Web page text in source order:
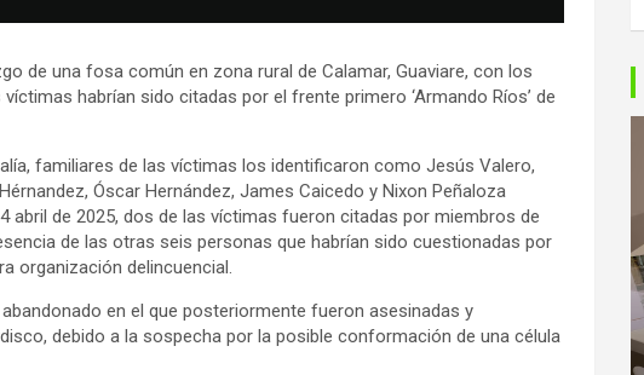
de una fosa común en zona rural de Calamar, Guaviare, con los
habrían sido citadas por el frente primero ‘Armando Ríos’ de
familiares de las víctimas los identificaron como Jesús Valero,
Óscar Hernández, James Caicedo y Nixon Peñaloza
abril de 2025, dos de las víctimas fueron citadas por miembros de
de las otras seis personas que habrían sido cuestionadas por
organización delincuencial.
en el que posteriormente fueron asesinadas y
debido a la sospecha por la posible conformación de una célula